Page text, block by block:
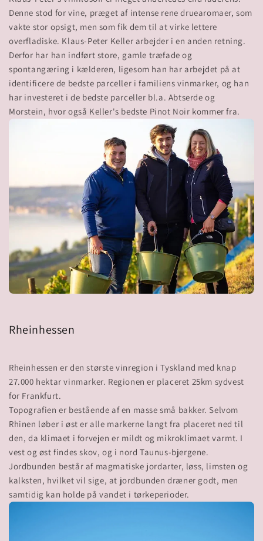
Denne stod for vine, præget af intense rene druearomaer, som
vakte stor opsigt, men som fik dem til at virke lettere
overfladiske. Klaus-Peter Keller arbejder i en anden retning.
Derfor har han indført store, gamle træfade og
spontangæring i kælderen, ligesom han har arbejdet på at
identificere de bedste parceller i familiens vinmarker, og han
har investeret i de bedste parceller bl.a. Abtserde og
Rheinhessen
Rheinhessen er den største vinregion i Tyskland med knap
27.000 hektar vinmarker. Regionen er placeret 25km sydvest
for Frankfurt.
Topografien er bestående af en masse små bakker. Selvom
Rhinen løber i øst er alle markerne langt fra placeret ned til
den, da klimaet i forvejen er mildt og mikroklimaet varmt. I
vest og øst findes skov, og i nord Taunus-bjergene.
Jordbunden består af magmatiske jordarter, løss, limsten og
kalksten, hvilket vil sige, at jordbunden dræner godt, men